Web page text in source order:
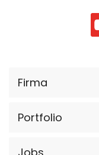
Firma
Portfolio